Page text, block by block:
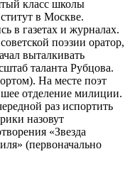
класс школы
в Москве.
в газетах и журналах.
поэзии оратор,
выталкивать
таланта Рубцова.
На месте поэт
отделение милиции.
раз испортить
назовут
«Звезда
(первоначально